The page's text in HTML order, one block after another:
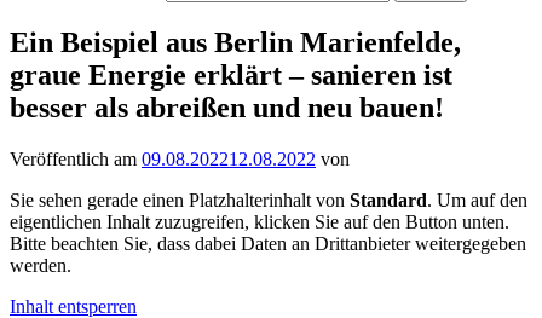
Ein Beispiel aus Berlin Marienfelde,
graue Energie erklärt – sanieren ist
besser als abreißen und neu bauen!
Veröffentlich am 09.08.202212.08.2022 von
Sie sehen gerade einen Platzhalterinhalt von Standard. Um auf den
eigentlichen Inhalt zuzugreifen, klicken Sie auf den Button unten.
Bitte beachten Sie, dass dabei Daten an Drittanbieter weitergegeben
werden.
Inhalt entsperren